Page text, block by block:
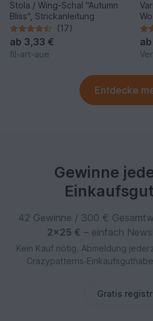
Stola / Wing-Schal "Autumn
Bliss", Strickanleitung
(17)
ab 3,33 €
fil-art-aue
mit
ab
Entdecke
Gewinne
42 Gewinne / 300 €
2×25 € – einfach
Kein Kauf nötig. Abmeldung
Gratis